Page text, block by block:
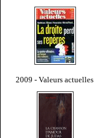
2009 - Valeurs actuelles